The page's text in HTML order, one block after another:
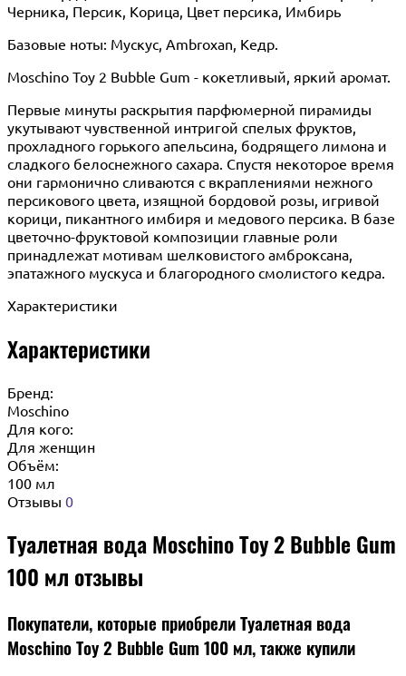
Черника, Персик, Корица, Цвет персика, Имбирь
Базовые ноты: Мускус, Ambroxan, Кедр.
Moschino Toy 2 Bubble Gum - кокетливый, яркий аромат.
Первые минуты раскрытия парфюмерной пирамиды
укутывают чувственной интригой спелых фруктов,
прохладного горького апельсина, бодрящего лимона и
сладкого белоснежного сахара. Спустя некоторое время
они гармонично сливаются с вкраплениями нежного
персикового цвета, изящной бордовой розы, игривой
корици, пикантного имбиря и медового персика. В базе
цветочно-фруктовой композиции главные роли
принадлежат мотивам шелковистого амброксана,
эпатажного мускуса и благородного смолистого кедра.
Характеристики
Характеристики
Бренд:
Moschino
Для кого:
Для женщин
Объём:
100 мл
Отзывы 0
Туалетная вода Moschino Toy 2 Bubble Gum
100 мл отзывы
Покупатели, которые приобрели Туалетная вода
Moschino Toy 2 Bubble Gum 100 мл, также купили